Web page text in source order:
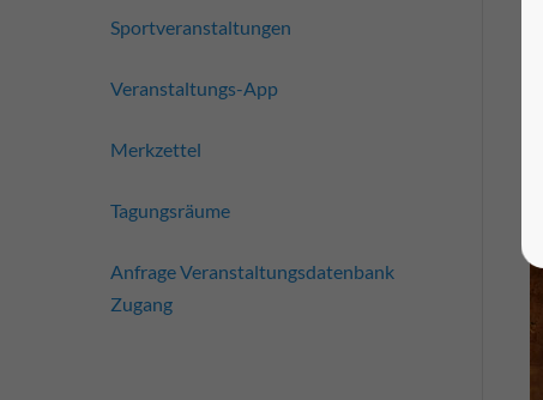
Sportveranstaltungen
Veranstaltungs-App
Merkzettel
Tagungsräume
Anfrage Veranstaltungsdatenbank
Zugang